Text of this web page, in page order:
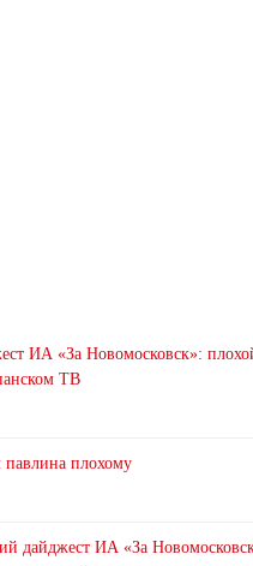
ИА «За Новомосковск»:
ТВ
павлина плохому
дайджест ИА «За